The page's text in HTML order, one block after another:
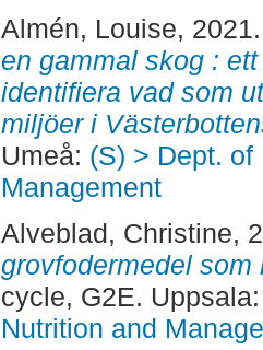
Almén, Louise,
en gammal skog :
identifiera vad som
miljöer i
Umeå: (S) > Dept.
Management
Alveblad, Christine,
grovfodermedel
cycle, G2E.
Nutrition and